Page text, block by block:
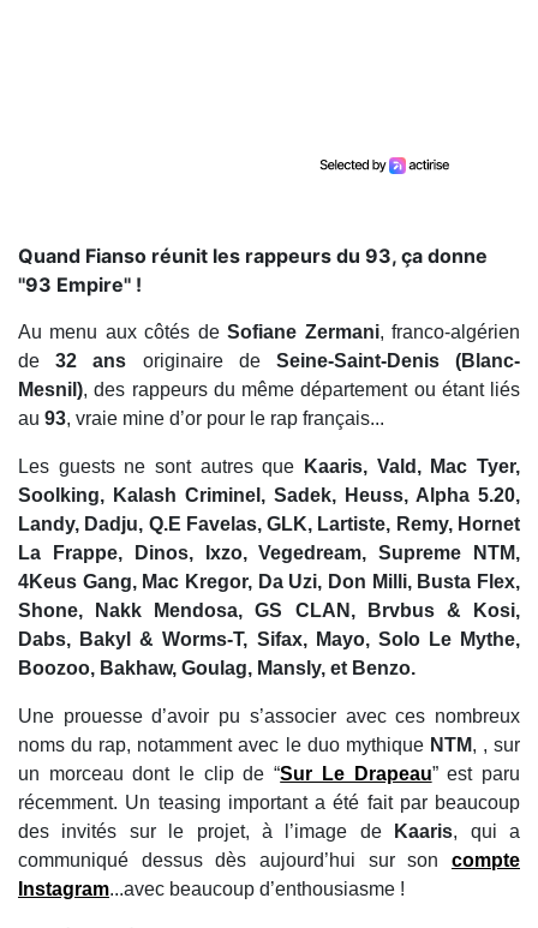
Quand Fianso réunit les rappeurs du 93, ça donne
''93 Empire'' !
Au menu aux côtés deSofiane Zermani, franco-algérien
de32 ans originaire de Seine-Saint-Denis (Blanc-
Mesnil), des rappeurs du même département ou étant liés
au 93, vraie mine d’or pour le rap français...
Les guests ne sont autres que
Kaaris, Vald, Mac Tyer,
Soolking, Kalash Criminel, Sadek, Heuss, Alpha 5.20,
Landy, Dadju, Q.E Favelas, GLK, Lartiste, Remy, Hornet
La Frappe, Dinos, Ixzo, Vegedream, Supreme NTM,
4Keus Gang, Mac Kregor, Da Uzi, Don Milli, Busta Flex,
Shone, Nakk Mendosa, GS CLAN, Brvbus & Kosi,
Dabs, Bakyl & Worms-T, Sifax, Mayo, Solo Le Mythe,
Boozoo, Bakhaw, Goulag, Mansly, et Benzo.
Une prouesse d’avoir pu s’associer avec ces nombreux
noms du rap, notamment avec le duo mythique NTM, , sur
un morceau dont le clip de “Sur Le Drapeau” est paru
récemment. Un teasing important a été fait par beaucoup
des invités sur le projet, à l’image deKaaris, qui a
communiqué dessus dès aujourd’hui sur son compte
Instagram...avec beaucoup d’enthousiasme !